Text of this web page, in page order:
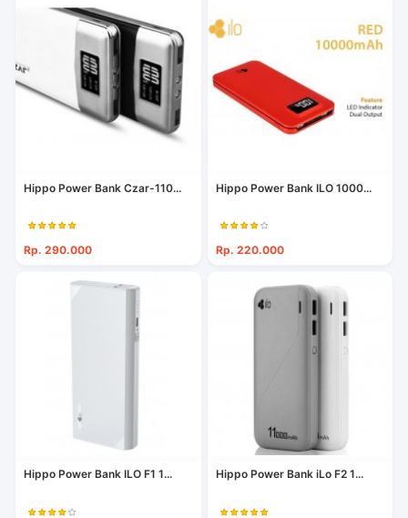
Hippo Power Bank Czar-110...
Rp. 290.000
Hippo Power Bank ILO 1000...
Rp. 220.000
Hippo Power Bank ILO F1 1... Hippo Power Bank iLo F2 1...